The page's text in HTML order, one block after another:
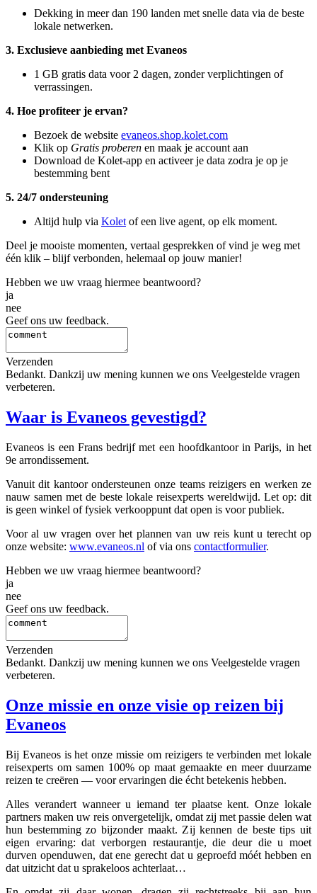
Dekking in meer dan 190 landen met snelle data via de beste
lokale netwerken.
3. Exclusieve aanbieding met Evaneos
1 GB gratis data voor 2 dagen, zonder verplichtingen of
verrassingen.
4. Hoe profiteer je ervan?
Bezoek de website evaneos.shop.kolet.com
Klik op Gratis proberen en maak je account aan
Download de Kolet-app en activeer je data zodra je op je
bestemming bent
5. 24/7 ondersteuning
Altijd hulp via Kolet of een live agent, op elk moment.
Deel je mooiste momenten, vertaal gesprekken of vind je weg met
één klik – blijf verbonden, helemaal op jouw manier!
Hebben we uw vraag hiermee beantwoord?
ja
nee
Geef ons uw feedback.
Verzenden
Bedankt. Dankzij uw mening kunnen we ons Veelgestelde vragen
verbeteren.
Waar is Evaneos gevestigd?
Evaneos is een Frans bedrijf met een hoofdkantoor in Parijs, in het
9e arrondissement.
Vanuit dit kantoor ondersteunen onze teams reizigers en werken ze
nauw samen met de beste lokale reisexperts wereldwijd. Let op: dit
is geen winkel of fysiek verkooppunt dat open is voor publiek.
Voor al uw vragen over het plannen van uw reis kunt u terecht op
onze website: www.evaneos.nl of via ons contactformulier.
Hebben we uw vraag hiermee beantwoord?
ja
nee
Geef ons uw feedback.
Verzenden
Bedankt. Dankzij uw mening kunnen we ons Veelgestelde vragen
verbeteren.
Onze missie en onze visie op reizen bij
Evaneos
Bij Evaneos is het onze missie om reizigers te verbinden met lokale
reisexperts om samen 100% op maat gemaakte en meer duurzame
reizen te creëren — voor ervaringen die écht betekenis hebben.
Alles verandert wanneer u iemand ter plaatse kent. Onze lokale
partners maken uw reis onvergetelijk, omdat zij met passie delen wat
hun bestemming zo bijzonder maakt. Zij kennen de beste tips uit
eigen ervaring: dat verborgen restaurantje, die deur die u moet
durven openduwen, dat ene gerecht dat u geproefd móét hebben en
dat uitzicht dat u sprakeloos achterlaat…